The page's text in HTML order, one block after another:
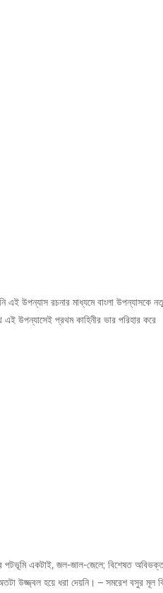
এই উপন্যাস রচনার মাধ্যমে বাংলা উপন্যাসকে
উপন্যাসেই প্রথম কাহিনীর ভার পরিহার করে
পটভূমি একটাই, জল-জাল-জেলে; বিশেষত
উজ্জ্বল হয়ে ধরা দেয়নি। – সমরেশ বসুর মূল